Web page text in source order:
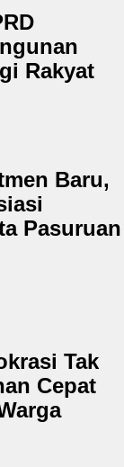
Rakyat
Baru,
Pasuruan
Tak
Cepat